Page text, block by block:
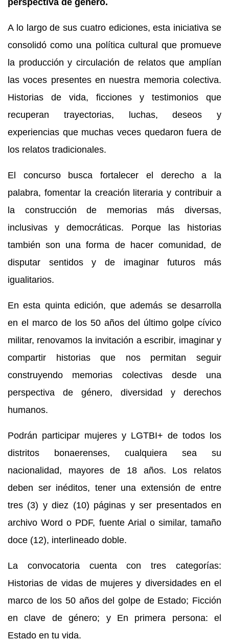
perspectiva de género.
A lo largo de sus cuatro ediciones, esta iniciativa se
consolidó como una política cultural que promueve
la producción y circulación de relatos que amplían
las voces presentes en nuestra memoria colectiva.
Historias de vida, ficciones y testimonios que
recuperan trayectorias, luchas, deseos y
experiencias que muchas veces quedaron fuera de
los relatos tradicionales.
El concurso busca fortalecer el derecho a la
palabra, fomentar la creación literaria y contribuir a
la construcción de memorias más diversas,
inclusivas y democráticas. Porque las historias
también son una forma de hacer comunidad, de
disputar sentidos y de imaginar futuros más
igualitarios.
En esta quinta edición, que además se desarrolla
en el marco de los 50 años del último golpe cívico
militar, renovamos la invitación a escribir, imaginar y
compartir historias que nos permitan seguir
construyendo memorias colectivas desde una
perspectiva de género, diversidad y derechos
humanos.
Podrán participar mujeres y LGTBI+ de todos los
distritos bonaerenses, cualquiera sea su
nacionalidad, mayores de 18 años. Los relatos
deben ser inéditos, tener una extensión de entre
tres (3) y diez (10) páginas y ser presentados en
archivo Word o PDF, fuente Arial o similar, tamaño
doce (12), interlineado doble.
La convocatoria cuenta con tres categorías:
Historias de vidas de mujeres y diversidades en el
marco de los 50 años del golpe de Estado; Ficción
en clave de género; y En primera persona: el
Estado en tu vida.